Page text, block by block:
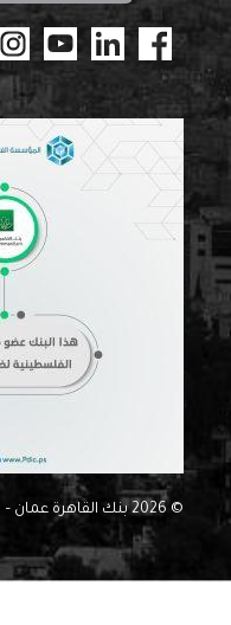
© 2026 بنك القاهرة عمان – فلسطين